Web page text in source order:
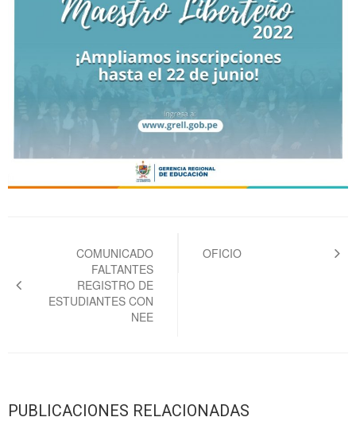
entradas
COMUNICADO
FALTANTES
REGISTRO DE
ESTUDIANTES CON
NEE
OFICIO
PUBLICACIONES RELACIONADAS